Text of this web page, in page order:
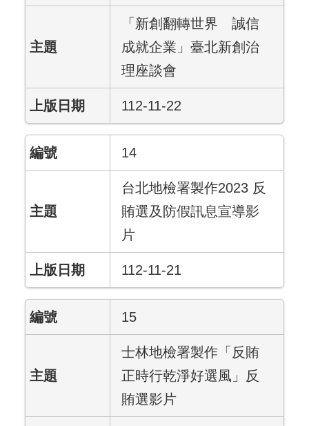
「新創翻轉世界 誠信
成就企業」臺北新創治
理座談會
112-11-22
14
台北地檢署製作2023 反
賄選及防假訊息宣導影
片
112-11-21
15
士林地檢署製作「反賄
正時行乾淨好選風」反
賄選影片